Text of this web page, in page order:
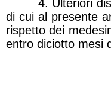
4. Ulteriori
di cui al presente
rispetto dei
entro diciotto mesi